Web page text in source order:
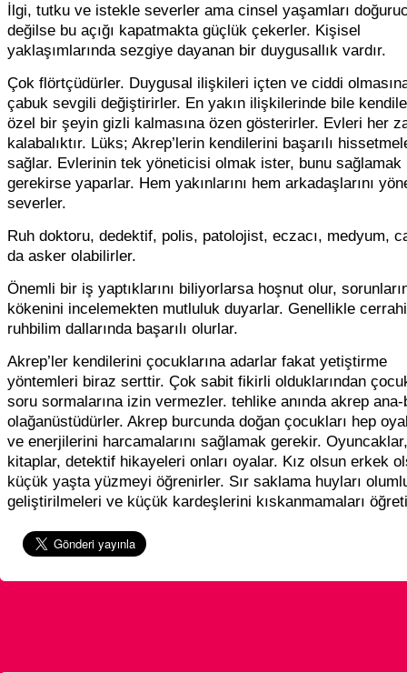
İlgi, tutku ve istekle severler ama cinsel yaşamları
değilse bu açığı kapatmakta güçlük çekerler. Kişisel
yaklaşımlarında sezgiye dayanan bir duygusallık vardır.
Çok flörtçüdürler. Duygusal ilişkileri içten ve ciddi
çabuk sevgili değiştirirler. En yakın ilişkilerinde bile
özel bir şeyin gizli kalmasına özen gösterirler. Evleri her
kalabalıktır. Lüks; Akrep’lerin kendilerini başarılı
sağlar. Evlerinin tek yöneticisi olmak ister, bunu sağlamak
gerekirse yaparlar. Hem yakınlarını hem arkadaşlarını
severler.
Ruh doktoru, dedektif, polis, patolojist, eczacı, medyum,
da asker olabilirler.
Önemli bir iş yaptıklarını biliyorlarsa hoşnut olur,
kökenini incelemekten mutluluk duyarlar. Genellikle
ruhbilim dallarında başarılı olurlar.
Akrep’ler kendilerini çocuklarına adarlar fakat yetiştirme
yöntemleri biraz serttir. Çok sabit fikirli olduklarından
soru sormalarına izin vermezler. tehlike anında akrep ana-
olağanüstüdürler. Akrep burcunda doğan çocukları hep
ve enerjilerini harcamalarını sağlamak gerekir. Oyuncaklar,
kitaplar, detektif hikayeleri onları oyalar. Kız olsun erkek
küçük yaşta yüzmeyi öğrenirler. Sır saklama huyları
geliştirilmeleri ve küçük kardeşlerini kıskanmamaları